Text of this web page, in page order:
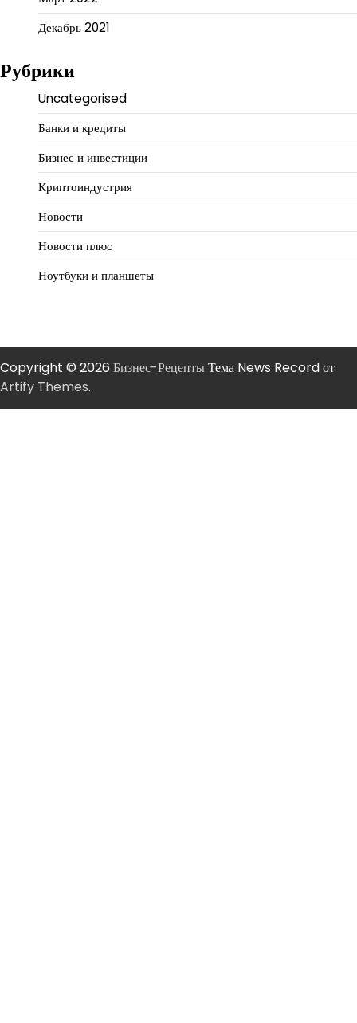
Декабрь 2021
Рубрики
Uncategorised
Банки и кредиты
Бизнес и инвестиции
Криптоиндустрия
Новости
Новости плюс
Ноутбуки и планшеты
Copyright © 2026 Бизнес-РецептыТема News Record от
Artify Themes.